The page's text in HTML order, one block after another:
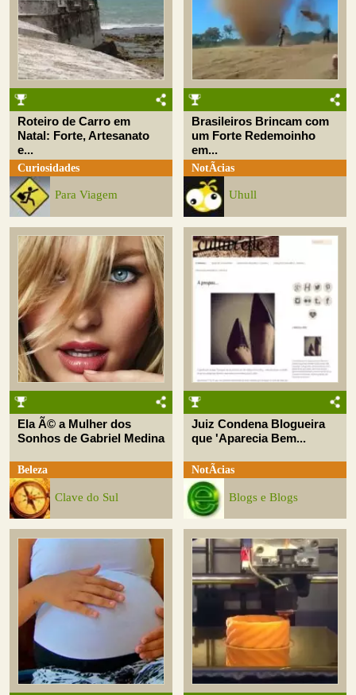
Roteiro de Carro em
Natal: Forte, Artesanato
e...
Curiosidades
Para Viagem
Brasileiros Brincam com
um Forte Redemoinho
em...
NotÃ­cias
Uhull
Ela Ã© a Mulher dos
Sonhos de Gabriel Medina
Beleza
Clave do Sul
Juiz Condena Blogueira
que 'Aparecia Bem...
NotÃ­cias
Blogs e Blogs